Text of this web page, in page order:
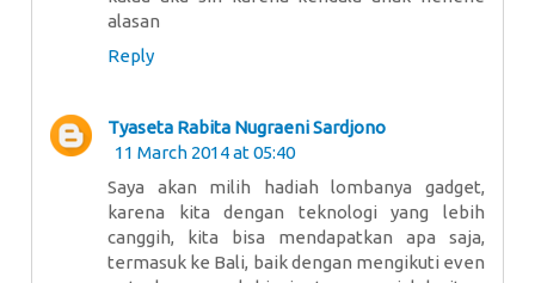
alasan
Reply
Tyaseta Rabita Nugraeni Sardjono
11 March 2014 at 05:40
Saya akan milih hadiah lombanya gadget,
karena kita dengan teknologi yang lebih
canggih, kita bisa mendapatkan apa saja,
termasuk ke Bali, baik dengan mengikuti even